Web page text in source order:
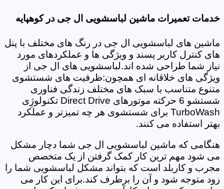
خدمات تعمیرات ماشین لباسشویی ال جی در کوهپایه
ماشین های لباسشویی ال جی در رنگ های مختلف با پنل
های کنترل کاربر پسند و ویژگی ها و عملکردهای مورد
نیاز شما طراحی شده اند.لباسشویی های ال جی از
ویژگی های خلاقانه ای همچون:ظرفیت های شستشوی
متنوع متناسب با سبک های مختلف زندگی فناوری
شستشو 6 حرکته موتورهای Direct Drive تکنولوژِی
TurboWash برای شستشوی هر چه تمیزتر و عملکرد
بهتر استفاده می کنند.
هنگامی که ماشین لباسشویی ال جی شما دچار مشکل
می شود مهم ترین کار کمک گرفتن از یک متخصص
مجرب و کاربلد است که بتواند مشکل لباسشویی شما را
زود متوجه شود و آن را برطرف کند.برای این کار می